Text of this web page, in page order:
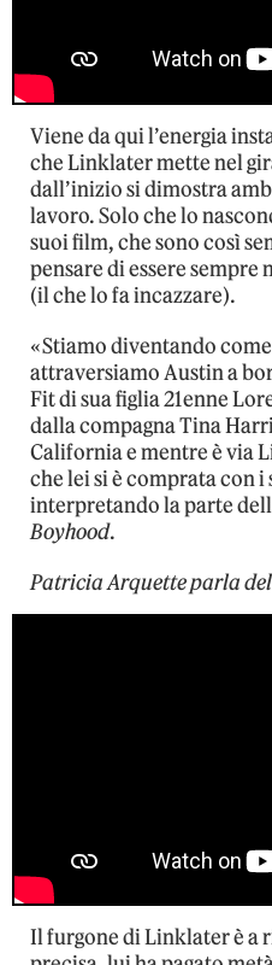
Viene da qui l’energia
che Linklater mette nel
dall’inizio si dimostra
lavoro. Solo che lo
suoi film, che sono così
pensare di essere
(il che lo fa incazzare).
«Stiamo diventando
attraversiamo Austin a
Fit di sua figlia 21enne
dalla compagna Tina
California e mentre è via
che lei si è comprata con
interpretando la parte
Boyhood.
Patricia Arquette parla
Il furgone di Linklater è a